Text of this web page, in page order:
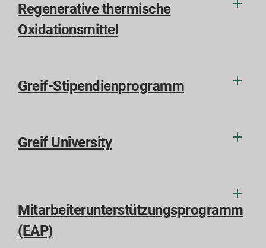
Regenerative thermische
Oxidationsmittel
Greif-Stipendienprogramm
Greif University
Mitarbeiterunterstützungsprogramm
(EAP)